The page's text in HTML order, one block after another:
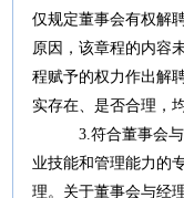
仅规定董事会有权解
原因，该章程的内容
程赋予的权力作出解
实存在、是否合理，
3.符合董事会与经
业技能和管理能力的
理。关于董事会与经